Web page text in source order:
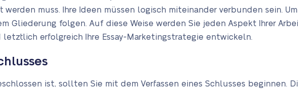
werden muss. Ihre Ideen müssen logisch miteinander verbunden sein.
Gliederung folgen. Auf diese Weise werden Sie jeden Aspekt Ihrer
erfolgreich Ihre Essay-Marketingstrategie entwickeln.
ist, sollten Sie mit dem Verfassen eines Schlusses beginnen.